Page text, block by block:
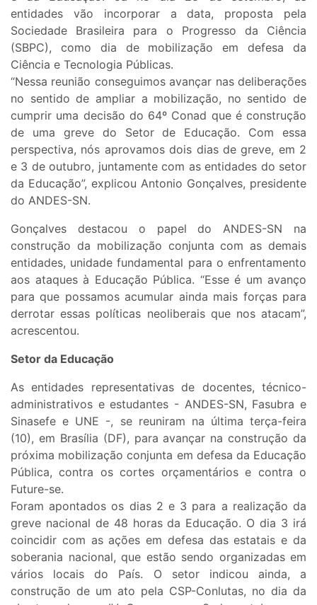
entidades vão incorporar a data, proposta pela
Sociedade Brasileira para o Progresso da Ciência
(SBPC), como dia de mobilização em defesa da
Ciência e Tecnologia Públicas.
“Nessa reunião conseguimos avançar nas deliberações
no sentido de ampliar a mobilização, no sentido de
cumprir uma decisão do 64º Conad que é construção
de uma greve do Setor de Educação. Com essa
perspectiva, nós aprovamos dois dias de greve, em 2
e 3 de outubro, juntamente com as entidades do setor
da Educação”, explicou Antonio Gonçalves, presidente
do ANDES-SN.
Gonçalves destacou o papel do ANDES-SN na
construção da mobilização conjunta com as demais
entidades, unidade fundamental para o enfrentamento
aos ataques à Educação Pública. “Esse é um avanço
para que possamos acumular ainda mais forças para
derrotar essas políticas neoliberais que nos atacam”,
acrescentou.
Setor da Educação
As entidades representativas de docentes, técnico-
administrativos e estudantes - ANDES-SN, Fasubra e
Sinasefe e UNE -, se reuniram na última terça-feira
(10), em Brasília (DF), para avançar na construção da
próxima mobilização conjunta em defesa da Educação
Pública, contra os cortes orçamentários e contra o
Future-se.
Foram apontados os dias 2 e 3 para a realização da
greve nacional de 48 horas da Educação. O dia 3 irá
coincidir com as ações em defesa das estatais e da
soberania nacional, que estão sendo organizadas em
vários locais do País. O setor indicou ainda, a
construção de um ato pela CSP-Conlutas, no dia da